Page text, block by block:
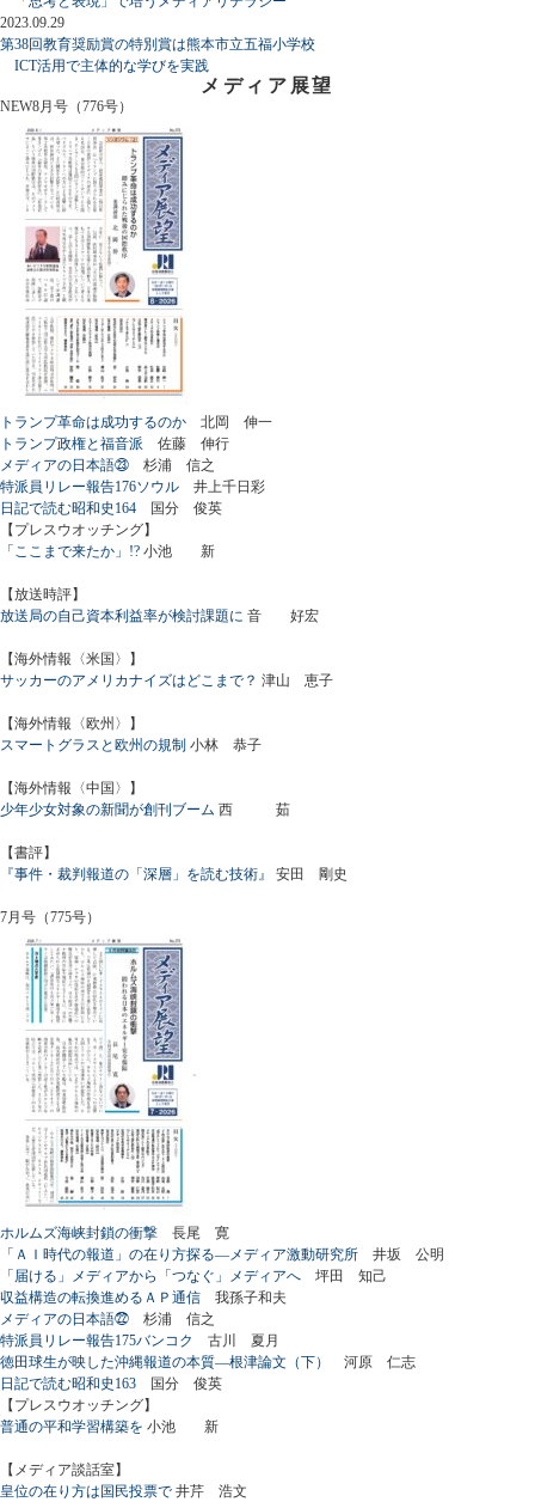
2023.09.29
第38回教育奨励賞の特別賞は熊本市立五福小学校
ICT活用で主体的な学びを実践
メディア展望
NEW8月号（776号）
トランプ革命は成功するのか 北岡 伸一
トランプ政権と福音派 佐藤 伸行
メディアの日本語㉓ 杉浦 信之
特派員リレー報告176ソウル 井上千日彩
日記で読む昭和史164 国分 俊英
【プレスウオッチング】
「ここまで来たか」!? 小池 新
【放送時評】
放送局の自己資本利益率が検討課題に 音 好宏
【海外情報〈米国〉】
サッカーのアメリカナイズはどこまで？ 津山 恵子
【海外情報〈欧州〉】
スマートグラスと欧州の規制 小林 恭子
【海外情報〈中国〉】
少年少女対象の新聞が創刊ブーム 西 茹
【書評】
『事件・裁判報道の「深層」を読む技術』
安田 剛史
7月号（775号）
ホルムズ海峡封鎖の衝撃 長尾 寛
「ＡＩ時代の報道」の在り方探る―メディア激動研究所 井坂 公明
「届ける」メディアから「つなぐ」メディアへ 坪田 知己
収益構造の転換進めるＡＰ通信 我孫子和夫
メディアの日本語㉒ 杉浦 信之
特派員リレー報告175バンコク
古川 夏月
徳田球生が映した沖縄報道の本質―根津論文（下）
河原 仁志
日記で読む昭和史163 国分 俊英
【プレスウオッチング】
普通の平和学習構築を 小池 新
【メディア談話室】
皇位の在り方は国民投票で 井芹 浩文